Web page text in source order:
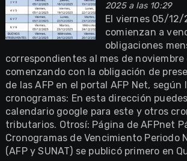
2025 a las 10:29
El viernes 05/12/
comienzan a
obligaciones
correspondientes al mes de
comenzando con la obligación de
de las AFP en el portal AFP Net,
cronogramas: En esta dirección
calendario google para este y otros
tributarios. Otrosí: Página de AFPnet
Cronogramas de Vencimiento Periodo
(AFP y SUNAT) se publicó primero en